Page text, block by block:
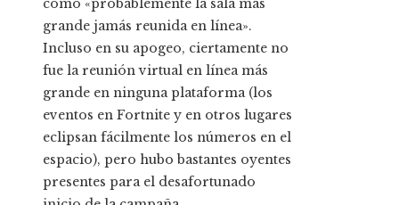
como «probablemente la sala más
grande jamás reunida en línea».
Incluso en su apogeo, ciertamente no
fue la reunión virtual en línea más
grande en ninguna plataforma (los
eventos en Fortnite y en otros lugares
eclipsan fácilmente los números en el
espacio), pero hubo bastantes oyentes
presentes para el desafortunado